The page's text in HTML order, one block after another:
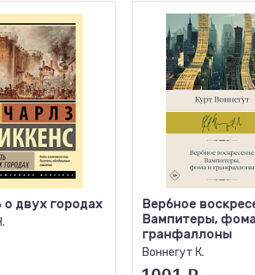
о двух городах
Вербное
Вампитеры,
гранфаллоны
Воннегут К.